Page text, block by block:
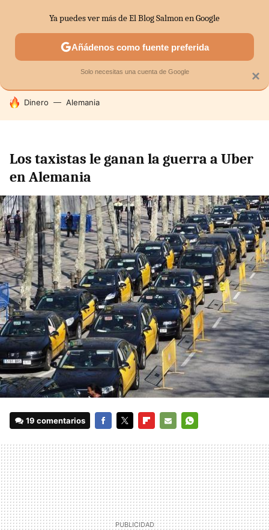
SECTORES ECONOMÍA DOMÉSTICA MERCADOS
HOY SE HABLA DE
Dinero Alemania
Los taxistas le ganan la guerra a Uber
en Alemania
19 comentarios
MAIL
×
Ya puedes ver más de El Blog Salmon en Google
Añádenos como fuente preferida
Solo necesitas una cuenta de Google